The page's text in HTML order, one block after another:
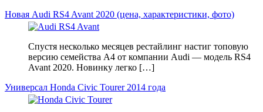
Новая Audi RS4 Avant 2020 (цена, характеристики, фото)
Спустя несколько месяцев рестайлинг настиг топовую
версию семейства A4 от компании Audi — модель RS4
Avant 2020. Новинку легко […]
Универсал Honda Civic Tourer 2014 года